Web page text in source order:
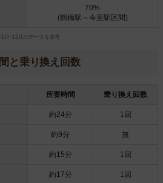
70%
(鶴橋駅～今里駅区間)
月~12月のデータを参考
と乗り換え回数
所要時間 乗り換え回数
約24分 1回
約9分 無
約15分 1回
約17分 1回